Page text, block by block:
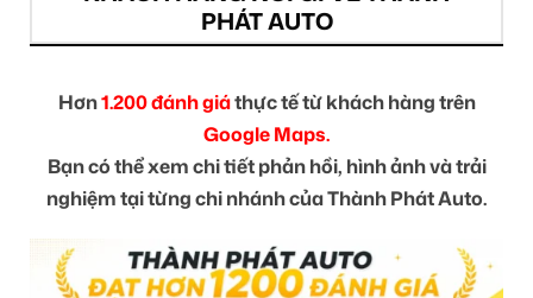
PHÁT AUTO
Hơn1.200 đánh giáthực tế từ khách hàng trên
Google Maps.
Bạn có thể xem chi tiết phản hồi, hình ảnh và trải
nghiệm tại từng chi nhánh của Thành Phát Auto.